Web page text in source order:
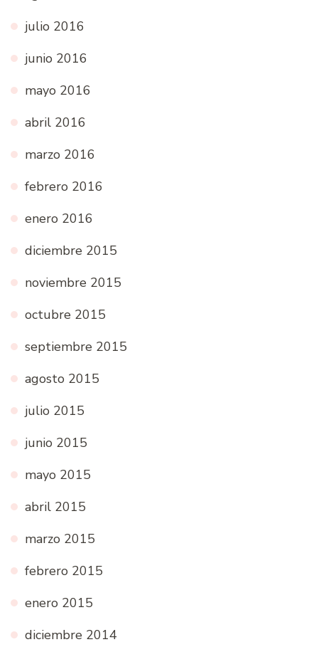
julio 2016
junio 2016
mayo 2016
abril 2016
marzo 2016
febrero 2016
enero 2016
diciembre 2015
noviembre 2015
octubre 2015
septiembre 2015
agosto 2015
julio 2015
junio 2015
mayo 2015
abril 2015
marzo 2015
febrero 2015
enero 2015
diciembre 2014